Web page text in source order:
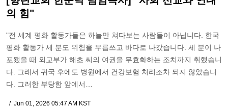
의 힘"
"전 세계 평화 활동가들은 하늘만 쳐다보는 사람들이 아닙니다. 한국
평화 활동가 세 분도 위험을 무릅쓰고 바다로 나갔습니다. 세 분이 나
포됐을 때 외교부가 해초 씨의 여권을 무효화하는 조치까지 취했습니
다. 그래서 귀국 후에도 병원에서 건강보험 처리조차 되지 않았습니
다. 그러한 부당함 앞에서…
Jun 01, 2026 05:47 AM KST